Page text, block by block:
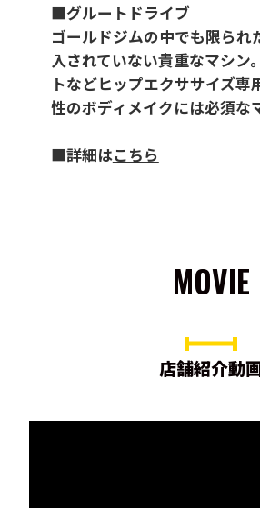
■グルートドライブ
ゴールドジムの中でも限られ
入されていない貴重なマシン
トなどヒップエクササイズ専
性のボディメイクには必須な
■詳細はこちら
MOVIE
店舗紹介動